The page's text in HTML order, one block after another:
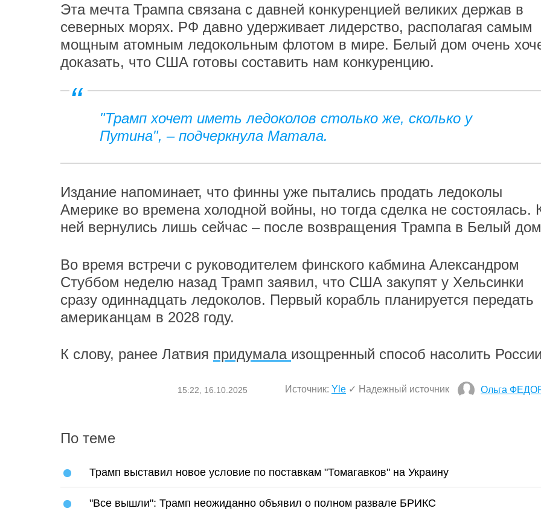
Эта мечта Трампа связана с давней конкуренцией великих держав в
северных морях. РФ давно удерживает лидерство, располагая самым
мощным атомным ледокольным флотом в мире. Белый дом очень
доказать, что США готовы составить нам конкуренцию.
"Трамп хочет иметь ледоколов столько же, сколько у
Путина", – подчеркнула Матала.
Издание напоминает, что финны уже пытались продать ледоколы
Америке во времена холодной войны, но тогда сделка не состоялась.
ней вернулись лишь сейчас – после возвращения Трампа в Белый
Во время встречи с руководителем финского кабмина Александром
Стуббом неделю назад Трамп заявил, что США закупят у Хельсинки
сразу одиннадцать ледоколов. Первый корабль планируется передать
американцам в 2028 году.
К слову, ранее Латвия придумала изощренный способ насолить
15:22, 16.10.2025 Источник: Yle ✓ Надежный источник Ольга
По теме
Трамп выставил новое условие по поставкам "Томагавков" на Украину
"Все вышли": Трамп неожиданно объявил о полном развале БРИКС